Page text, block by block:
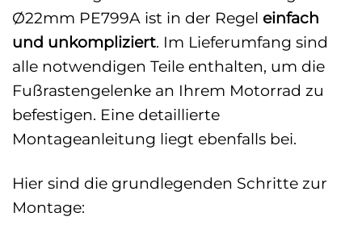
Ø22mm PE799A ist in der Regel einfach
und unkompliziert. Im Lieferumfang sind
alle notwendigen Teile enthalten, um die
Fußrastengelenke an Ihrem Motorrad zu
befestigen. Eine detaillierte
Montageanleitung liegt ebenfalls bei.
Hier sind die grundlegenden Schritte zur
Montage: